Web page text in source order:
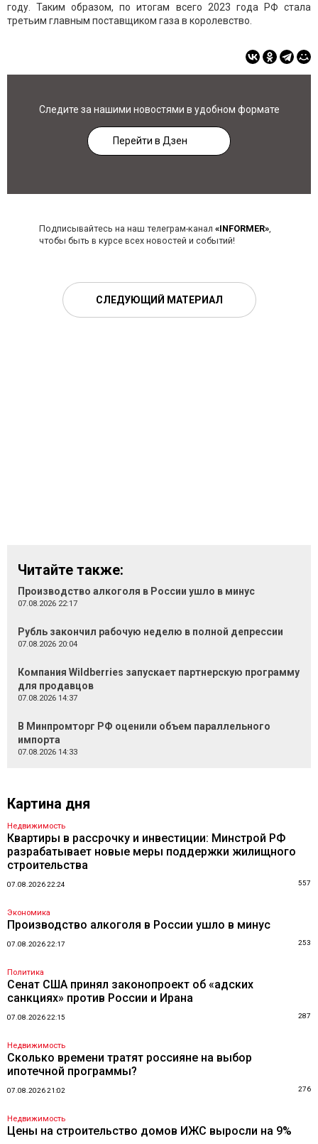
году. Таким образом, по итогам всего 2023 года РФ стала
третьим главным поставщиком газа в королевство.
Следите за нашими новостями в удобном формате
Перейти в Дзен
Подписывайтесь на наш телеграм-канал «INFORMER»,
чтобы быть в курсе всех новостей и событий!
СЛЕДУЮЩИЙ МАТЕРИАЛ
Читайте также:
Производство алкоголя в России ушло в минус
07.08.2026 22:17
Рубль закончил рабочую неделю в полной депрессии
07.08.2026 20:04
Компания Wildberries запускает партнерскую программу
для продавцов
07.08.2026 14:37
В Минпромторг РФ оценили объем параллельного
импорта
07.08.2026 14:33
Картина дня
Недвижимость
Квартиры в рассрочку и инвестиции: Минстрой РФ
разрабатывает новые меры поддержки жилищного
строительства
07.08.2026 22:24 557
Экономика
Производство алкоголя в России ушло в минус
07.08.2026 22:17 253
Политика
Сенат США принял законопроект об «адских
санкциях» против России и Ирана
07.08.2026 22:15 287
Недвижимость
Сколько времени тратят россияне на выбор
ипотечной программы?
07.08.2026 21:02 276
Недвижимость
Цены на строительство домов ИЖС выросли на 9%